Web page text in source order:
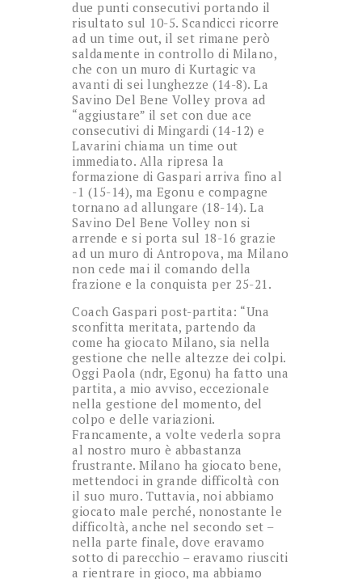
due punti consecutivi portando il
risultato sul 10-5. Scandicci ricorre
ad un time out, il set rimane però
saldamente in controllo di Milano,
che con un muro di Kurtagic va
avanti di sei lunghezze (14-8). La
Savino Del Bene Volley prova ad
“aggiustare” il set con due ace
consecutivi di Mingardi (14-12) e
Lavarini chiama un time out
immediato. Alla ripresa la
formazione di Gaspari arriva fino al
-1 (15-14), ma Egonu e compagne
tornano ad allungare (18-14). La
Savino Del Bene Volley non si
arrende e si porta sul 18-16 grazie
ad un muro di Antropova, ma Milano
non cede mai il comando della
frazione e la conquista per 25-21.
Coach Gaspari post-partita: “Una
sconfitta meritata, partendo da
come ha giocato Milano, sia nella
gestione che nelle altezze dei colpi.
Oggi Paola (ndr, Egonu) ha fatto una
partita, a mio avviso, eccezionale
nella gestione del momento, del
colpo e delle variazioni.
Francamente, a volte vederla sopra
al nostro muro è abbastanza
frustrante. Milano ha giocato bene,
mettendoci in grande difficoltà con
il suo muro. Tuttavia, noi abbiamo
giocato male perché, nonostante le
difficoltà, anche nel secondo set –
nella parte finale, dove eravamo
sotto di parecchio – eravamo riusciti
a rientrare in gioco, ma abbiamo